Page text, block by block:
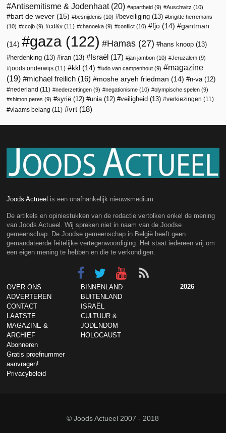
Antisemitisme & Jodenhaat(20) apartheid (9) Auschwitz (10)
bart de wever (15) besnijdenis (10) beveiliging (13)
brigitte herremans
(10)
ccojb (9) cd&v (11) chanoeka (9) conflict (10) fjo (14) gantman
(14) gaza (122) Hamas (27) hans knoop (13)
herdenking (13) iran (13) Israël (17) jan jambon (10) Jeruzalem (9)
joods onderwijs (11) kkl (14) ludo van campenhout (9)
magazine
(19)
michael freilich (16) moshe aryeh friedman (14) n-va (12)
nederland (11) nederzettingen (9) negationisme (10) olympische spelen (9)
shimon peres (9) syrië (12) unia (12) veiligheid (13) verkiezingen (11)
vlaams belang (11) vrt (18)
Joods Actueel is een onafhankelijk nieuwsmedium.
De artikels en opiniestukken van de redactie vertolken enkel de mening
van Joods Actueel. Wij spreken niet in naam van de Joodse
gemeenschap. De Joodse gemeenschap in België heeft geen
gemandateerde feitelijke vertegenwoordiging. Het staat iedereen vrij om
een eigen mening te hebben en die te verkondigen.
OVER ONS
ADVERTEREN
CONTACT
LAATSTE
MAGAZINE &
ARCHIEF
Abonneren
Gratis proefnummer
aanvragen!
Privacybeleid
BINNENLAND
BUITENLAND
ISRAËL
CULTUUR &
JODENDOM
HOLOCAUST
2026
© Joods Actueel 2007 - 2018